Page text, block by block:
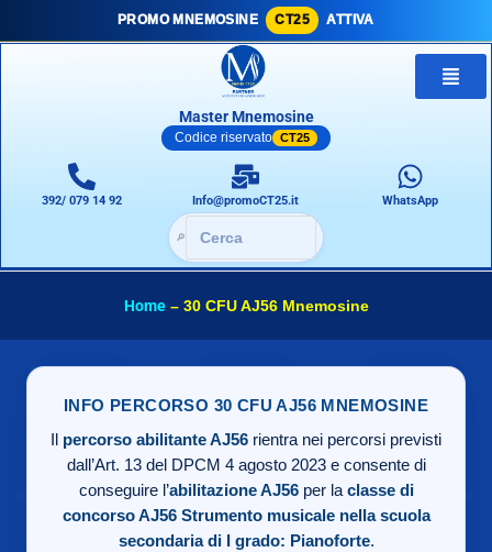
PROMO MNEMOSINE CT25 ATTIVA
Master Mnemosine
Codice riservato CT25
392/ 079 14 92 Info@promoCT25.it WhatsApp
🔎
Home– 30 CFU AJ56 Mnemosine
INFO PERCORSO 30 CFU AJ56 MNEMOSINE
percorso abilitante AJ56 rientra nei percorsi previsti
dall’Art. 13 del DPCM 4 agosto 2023 e consente di
conseguire l’abilitazione AJ56per la classe di
concorso AJ56 Strumento musicale nella scuola
secondaria di I grado: Pianoforte.